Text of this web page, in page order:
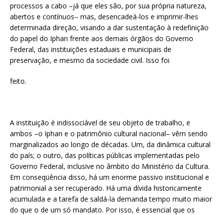
processos a cabo –já que eles são, por sua própria natureza,
abertos e contínuos– mas, desencadeá-los e imprimir-lhes
determinada direção, visando a dar sustentação à redefinição
do papel do Iphan frente aos demais órgãos do Governo
Federal, das instituições estaduais e municipais de
preservação, e mesmo da sociedade civil. Isso foi
feito.
A instituição é indissociável de seu objeto de trabalho, e
ambos –o Iphan e o patrimônio cultural nacional– vêm sendo
marginalizados ao longo de décadas. Um, da dinâmica cultural
do país; o outro, das políticas públicas implementadas pelo
Governo Federal, inclusive no âmbito do Ministério da Cultura.
Em conseqüência disso, há um enorme passivo institucional e
patrimonial a ser recuperado. Há uma dívida historicamente
acumulada e a tarefa de saldá-la demanda tempo muito maior
do que o de um só mandato. Por isso, é essencial que os